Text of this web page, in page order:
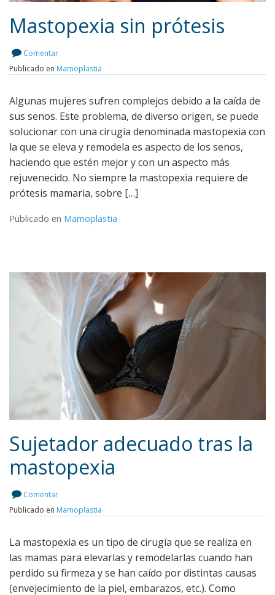
Leer más
Mastopexia sin prótesis
Comentar
Publicado en Mamoplastia
Algunas mujeres sufren complejos debido a la caída de
sus senos. Este problema, de diverso origen, se puede
solucionar con una cirugía denominada mastopexia con
la que se eleva y remodela es aspecto de los senos,
haciendo que estén mejor y con un aspecto más
rejuvenecido. No siempre la mastopexia requiere de
prótesis mamaria, sobre […]
Publicado en Mamoplastia
Sujetador adecuado tras la
mastopexia
Comentar
Publicado en Mamoplastia
La mastopexia es un tipo de cirugía que se realiza en
las mamas para elevarlas y remodelarlas cuando han
perdido su firmeza y se han caído por distintas causas
(envejecimiento de la piel, embarazos, etc.). Como